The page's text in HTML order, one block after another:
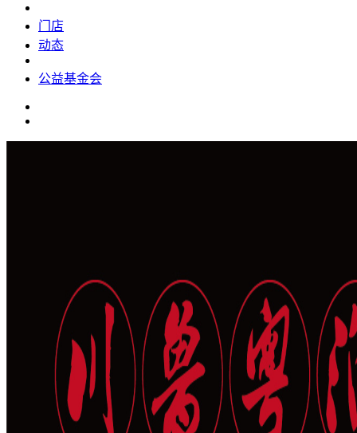
门店
动态
公益基金会